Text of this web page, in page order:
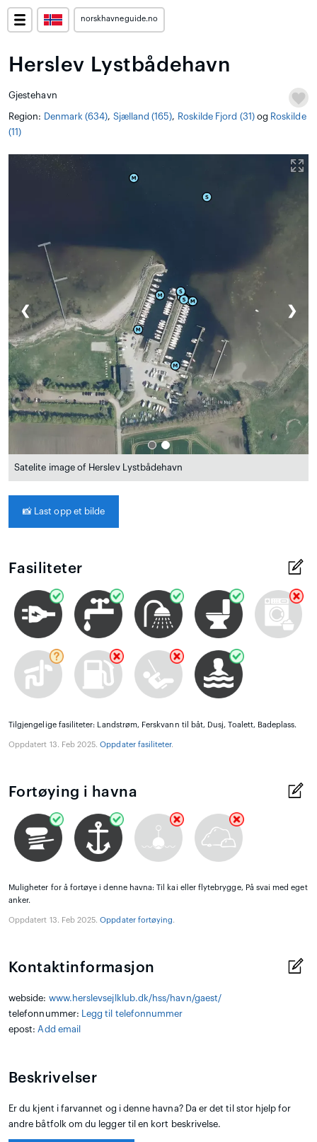
norskhavneguide.no
Herslev Lystbådehavn
Gjestehavn
Region: Denmark (634), Sjælland (165), Roskilde Fjord (31)og Roskilde
(11)
❮ ❯
Satelite image of Herslev Lystbådehavn
📸 Last opp et bilde
Fasiliteter
Tilgjengelige fasiliteter: Landstrøm, Ferskvann til båt, Dusj, Toalett, Badeplass.
Oppdatert 13. Feb 2025.Oppdater fasiliteter.
Fortøying i havna
Muligheter for å fortøye i denne havna: Til kai eller flytebrygge, På svai med eget
anker.
Oppdatert 13. Feb 2025.Oppdater fortøying.
Kontaktinformasjon
webside: www.herslevsejlklub.dk/hss/havn/gaest/
telefonnummer:
Legg til telefonnummer
epost: Add email
Beskrivelser
Er du kjent i farvannet og i denne havna? Da er det til stor hjelp for
andre båtfolk om du legger til en kort beskrivelse.